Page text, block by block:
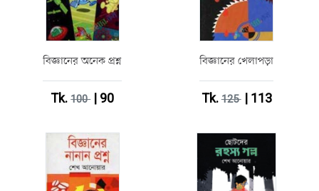
বিজ্ঞানের অনেক প্রশ্ন
Tk.100| 90
বিজ্ঞানের খেলাপড়া
Tk.125| 113